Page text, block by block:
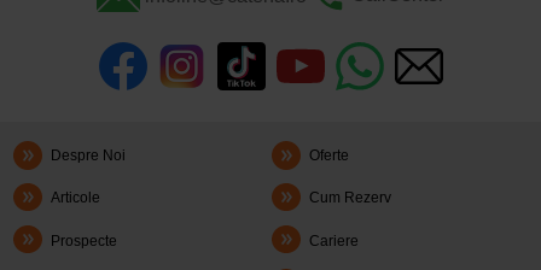
Despre Noi Oferte
Articole Cum Rezerv
Prospecte Cariere